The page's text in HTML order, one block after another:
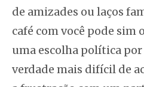
de amizades ou laços
café com você pode sim
uma escolha política por
verdade mais difícil de